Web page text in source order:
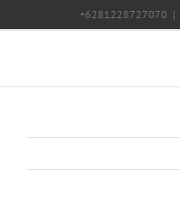
+6281228727070 |